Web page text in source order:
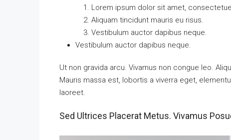
Lorem ipsum dolor sit amet,
Aliquam tincidunt mauris eu risus.
Vestibulum auctor dapibus neque.
Vestibulum auctor dapibus neque.
Ut non gravida arcu. Vivamus non congue leo.
Mauris massa est, lobortis a viverra eget,
laoreet.
Sed Ultrices Placerat Metus. Vivamus